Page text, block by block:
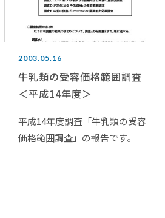
2003.05.16
牛乳類の受容価格範囲調査
＜平成14年度＞
平成14年度調査「牛乳類の受容
価格範囲調査」の報告です。